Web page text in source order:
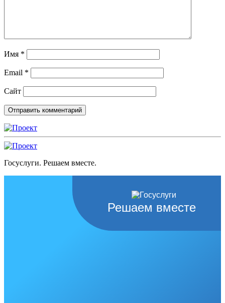
Имя *
Email *
Сайт
Госуслуги. Решаем вместе.
Решаем вместе